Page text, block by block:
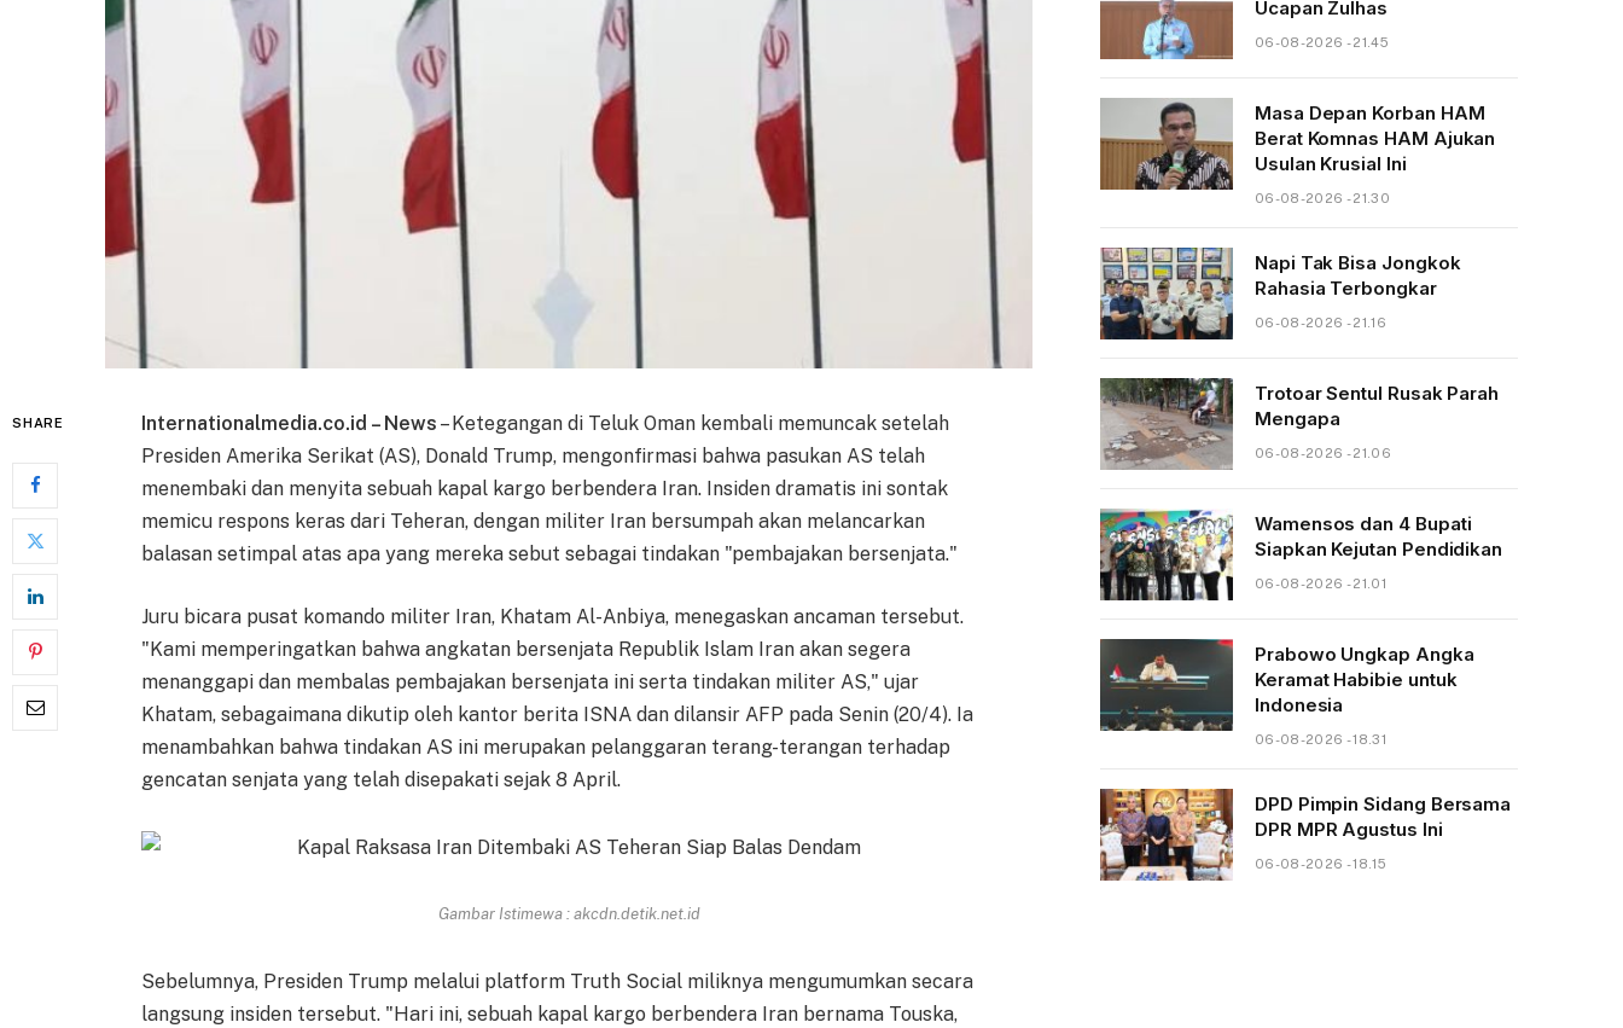
SHARE Internationalmedia.co.id – News – Ketegangan di Teluk Oman kembali memuncak setelah
Presiden Amerika Serikat (AS), Donald Trump, mengonfirmasi bahwa pasukan AS telah
menembaki dan menyita sebuah kapal kargo berbendera Iran. Insiden dramatis ini sontak
memicu respons keras dari Teheran, dengan militer Iran bersumpah akan melancarkan
balasan setimpal atas apa yang mereka sebut sebagai tindakan "pembajakan bersenjata."
Juru bicara pusat komando militer Iran, Khatam Al-Anbiya, menegaskan ancaman tersebut.
"Kami memperingatkan bahwa angkatan bersenjata Republik Islam Iran akan segera
menanggapi dan membalas pembajakan bersenjata ini serta tindakan militer AS," ujar
Khatam, sebagaimana dikutip oleh kantor berita ISNA dan dilansir AFP pada Senin (20/4). Ia
menambahkan bahwa tindakan AS ini merupakan pelanggaran terang-terangan terhadap
gencatan senjata yang telah disepakati sejak 8 April.
Gambar Istimewa : akcdn.detik.net.id
Sebelumnya, Presiden Trump melalui platform Truth Social miliknya mengumumkan secara
langsung insiden tersebut. "Hari ini, sebuah kapal kargo berbendera Iran bernama Touska,
Ucapan Zulhas
06-08-2026 - 21.45
Masa Depan Korban HAM
Berat Komnas HAM Ajukan
Usulan Krusial Ini
06-08-2026 - 21.30
Napi Tak Bisa Jongkok
Rahasia Terbongkar
06-08-2026 - 21.16
Trotoar Sentul Rusak Parah
Mengapa
06-08-2026 - 21.06
Wamensos dan 4 Bupati
Siapkan Kejutan Pendidikan
06-08-2026 - 21.01
Prabowo Ungkap Angka
Keramat Habibie untuk
Indonesia
06-08-2026 - 18.31
DPD Pimpin Sidang Bersama
DPR MPR Agustus Ini
06-08-2026 - 18.15